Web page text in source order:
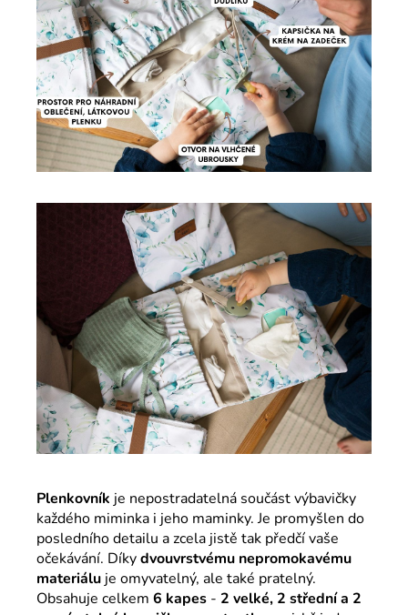
Plenkovník je nepostradatelná součást výbavičky
každého miminka i jeho maminky. Je promyšlen do
posledního detailu a zcela jistě tak předčí vaše
očekávání. Díkydvouvrstvému nepromokavému
materiálu je omyvatelný, ale také pratelný.
Obsahuje celkem 6 kapes - 2 velké, 2 střední a 2